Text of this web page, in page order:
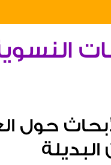
لأبحاث